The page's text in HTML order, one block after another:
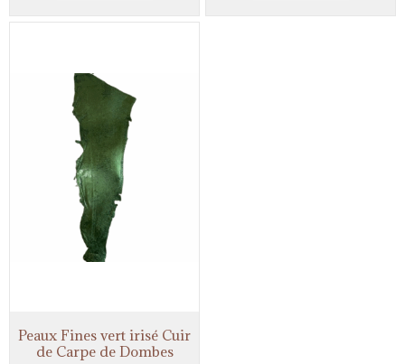
Peaux Fines vert irisé Cuir
de Carpe de Dombes